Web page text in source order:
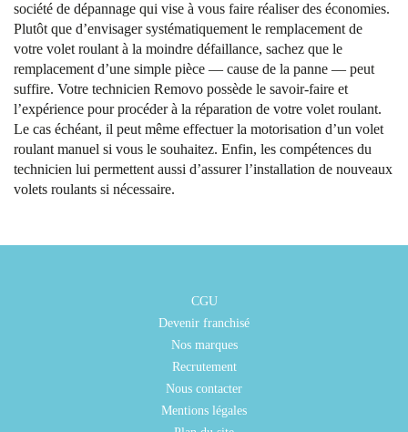
société de dépannage qui vise à vous faire réaliser des économies.
Plutôt que d’envisager systématiquement le remplacement de
votre volet roulant à la moindre défaillance, sachez que le
remplacement d’une simple pièce — cause de la panne — peut
suffire. Votre technicien Removo possède le savoir-faire et
l’expérience pour procéder à la réparation de votre volet roulant.
Le cas échéant, il peut même effectuer la motorisation d’un volet
roulant manuel si vous le souhaitez. Enfin, les compétences du
technicien lui permettent aussi d’assurer l’installation de nouveaux
volets roulants si nécessaire.
CGU
Devenir franchisé
Nos marques
Recrutement
Nous contacter
Mentions légales